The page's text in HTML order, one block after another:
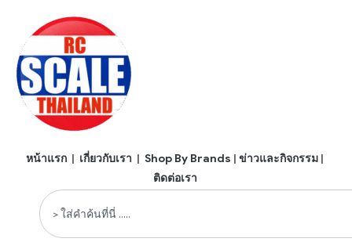
หน้าแรก | เกี่ยวกับเรา | Shop By Brands | ข่าวและกิจกรรม |
ติดต่อเรา